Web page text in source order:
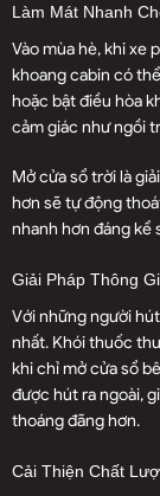
Làm Mát Nhanh
Vào mùa hè, khi xe
khoang cabin có
hoặc bật điều hòa
cảm giác như ngồi
Mở cửa sổ trời là
hơn sẽ tự động
nhanh hơn đáng kể
Giải Pháp Thông
Với những người
nhất. Khói thuốc
khi chỉ mở cửa sổ
được hút ra ngoài,
thoáng đãng hơn.
Cải Thiện Chất